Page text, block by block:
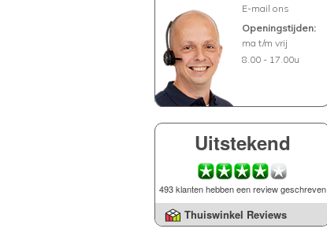
E-mail ons
Openingstijden:
ma t/m vrij
8.00 - 17.00u
Uitstekend
493 klanten hebben een review geschreven
Thuiswinkel Reviews